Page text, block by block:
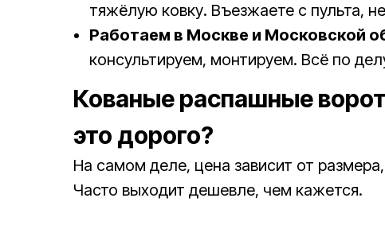
тяжёлую ковку. Въезжаете с пульта,
Работаем в Москве и Московской
консультируем, монтируем. Всё по
Кованые распашные
это дорого?
На самом деле, цена зависит от
Часто выходит дешевле, чем кажется.